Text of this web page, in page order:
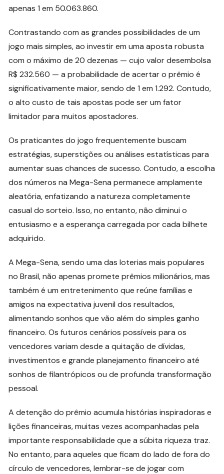
apenas 1 em 50.063.860.
Contrastando com as grandes possibilidades de um
jogo mais simples, ao investir em uma aposta robusta
com o máximo de 20 dezenas — cujo valor desembolsa
R$ 232.560 — a probabilidade de acertar o prêmio é
significativamente maior, sendo de 1 em 1.292. Contudo,
o alto custo de tais apostas pode ser um fator
limitador para muitos apostadores.
Os praticantes do jogo frequentemente buscam
estratégias, superstições ou análises estatísticas para
aumentar suas chances de sucesso. Contudo, a escolha
dos números na Mega-Sena permanece amplamente
aleatória, enfatizando a natureza completamente
casual do sorteio. Isso, no entanto, não diminui o
entusiasmo e a esperança carregada por cada bilhete
adquirido.
A Mega-Sena, sendo uma das loterias mais populares
no Brasil, não apenas promete prêmios milionários, mas
também é um entretenimento que reúne famílias e
amigos na expectativa juvenil dos resultados,
alimentando sonhos que vão além do simples ganho
financeiro. Os futuros cenários possíveis para os
vencedores variam desde a quitação de dívidas,
investimentos e grande planejamento financeiro até
sonhos de filantrópicos ou de profunda transformação
pessoal.
A detenção do prêmio acumula histórias inspiradoras e
lições financeiras, muitas vezes acompanhadas pela
importante responsabilidade que a súbita riqueza traz.
No entanto, para aqueles que ficam do lado de fora do
círculo de vencedores, lembrar-se de jogar com